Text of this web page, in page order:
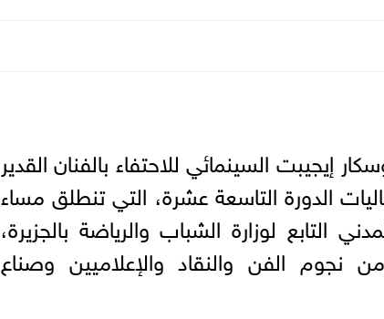
إيجيبت السينمائي للاحتفاء بالفنان القدير
الدورة التاسعة عشرة، التي تنطلق مساء
التابع لوزارة الشباب والرياضة بالجزيرة،
الفن والنقاد والإعلاميين وصناع